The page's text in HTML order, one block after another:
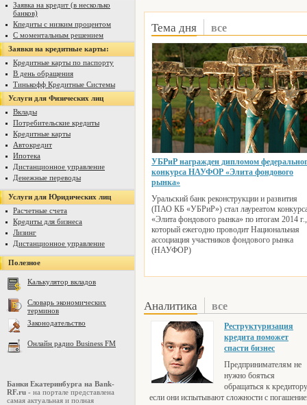
Заявка на кредит (в несколько
банков)
Кпедиты с низким процентом
С моментальным решением
Заявки на кредитные карты:
Кредитные карты по паспорту
В день обращения
Тинькофф Кредитные Системы
Услуги для Физических лиц
Вклады
Потребительские кредиты
Кредитные карты
Автокредит
Ипотека
Дистанционное управление
Денежные переводы
Услуги для Юридических лиц
Расчетные счета
Кредиты для бизнеса
Лизинг
Дистанционное управление
Полезное
Калькулятор вкладов
Словарь экономических
терминов
Законодательство
Онлайн радио Business FM
Банки Екатеринбурга на Bank-
RF.ru - на портале представлена
самая актуальная и полная
Тема дня все
УБРиР награжден дипломом
конкурса НАУФОР «Элита фондового
рынка»
Уральский банк реконструкции и развития
(ПАО КБ «УБРиР») стал лауреатом
«Элита фондового рынка» по итогам 2014 г.,
который ежегодно проводит Национальная
ассоциация участников фондового рынка
(НАУФОР)
Аналитика все
Реструктуризация
кредита поможет
спасти бизнес
Предпринимателям не
нужно бояться
обращаться к
если они испытывают сложности с